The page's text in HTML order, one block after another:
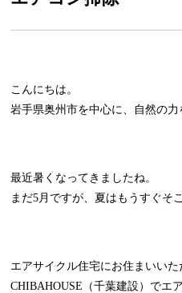
こんにちは。
岩手県奥州市を中心に、自然の力
最近暑くなってきましたね。
まだ5月ですが、夏はもうすぐそ
エアサイクル住宅にお住まいいた
CHIBAHOUSE （千葉建設）でエ